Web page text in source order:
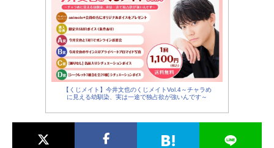
【くじメイト】今井文也のくじメイトVol.4～チャラめ
に見える幼馴染、実は一途で独占欲が強いんです～